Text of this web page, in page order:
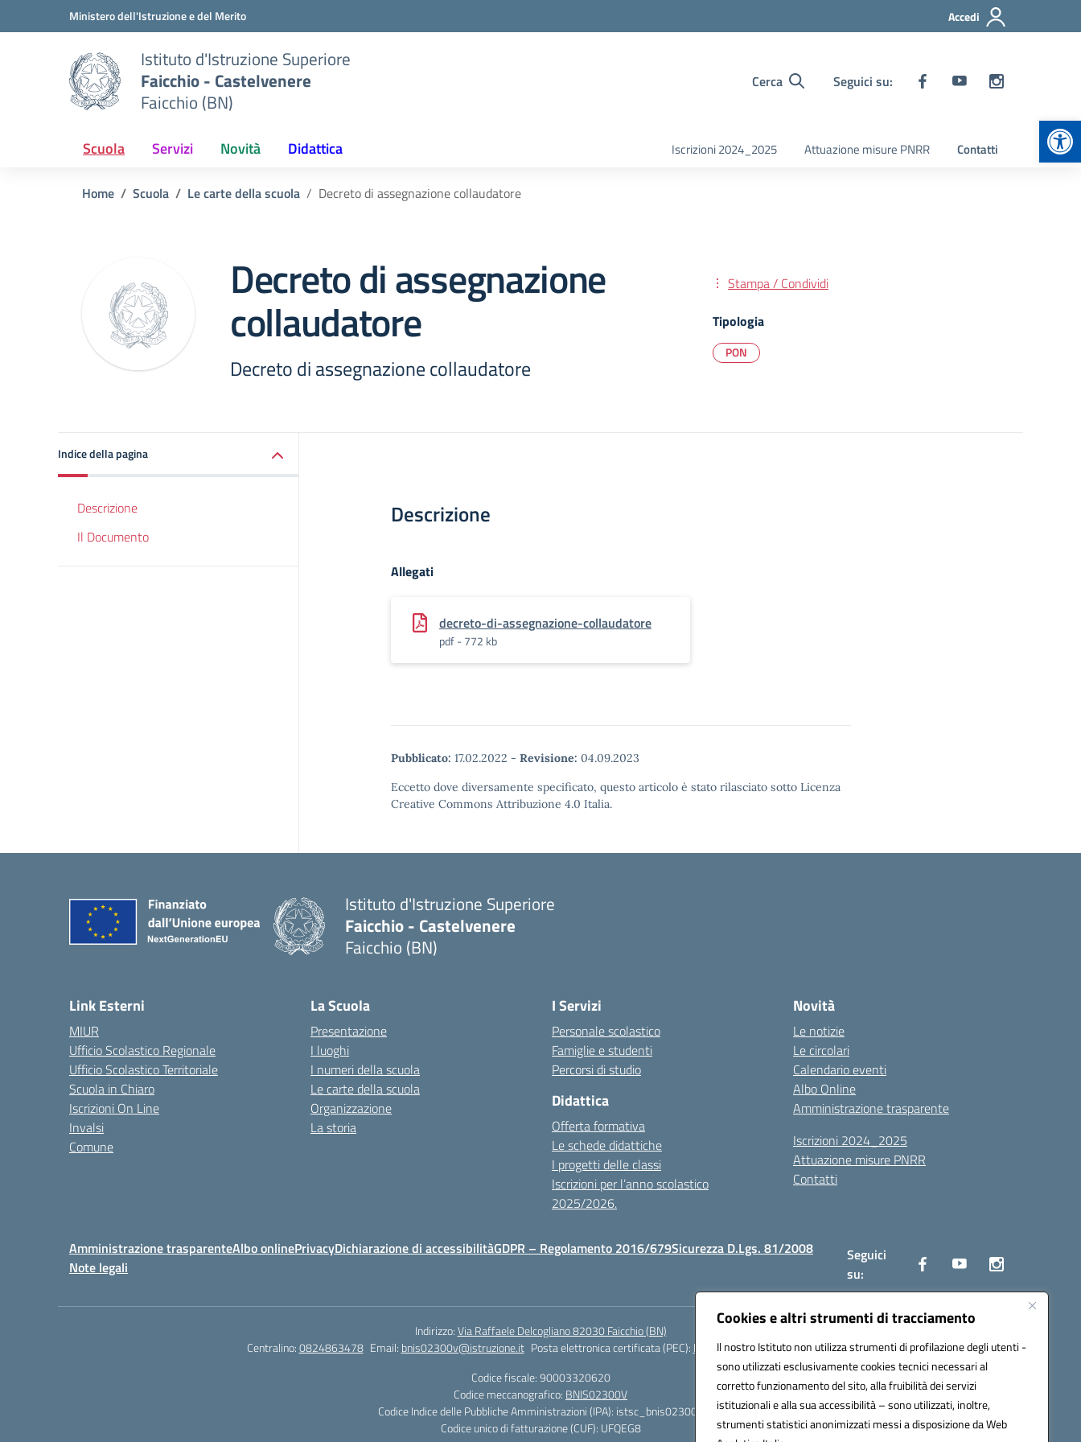
Cookies e altri strumenti di tracciamento
Il nostro Istituto non utilizza strumenti di profilazione degli utenti -
sono utilizzati esclusivamente cookies tecnici necessari al
corretto funzionamento del sito, alla fruibilità dei servizi
istituzionali e alla sua accessibilità – sono utilizzati, inoltre,
strumenti statistici anonimizzati messi a disposizione da Web
Vai ai contenuti
Vai al menu di navigazioneMinistero dell'Istruzione e del Merito Accedi
Istituto d'Istruzione Superiore
Faicchio - Castelvenere
Faicchio (BN)
Cerca Seguici su:
Scuola Servizi Novità Didattica Iscrizioni 2024_2025 Attuazione misure PNRR Contatti
Home Scuola Le carte della scuola Decreto di assegnazione collaudatore
Decreto di assegnazione
collaudatore
Decreto di assegnazione collaudatore
Stampa / Condividi
Tipologia
PON
Indice della pagina
Descrizione
Il Documento
Descrizione
Allegati
decreto-di-assegnazione-collaudatore
pdf - 772 kb
Pubblicato: 17.02.2022 - Revisione: 04.09.2023
Eccetto dove diversamente specificato, questo articolo è stato rilasciato sotto Licenza
Creative Commons Attribuzione 4.0 Italia.
Istituto d'Istruzione Superiore
Faicchio - Castelvenere
Faicchio (BN)
Link Esterni
MIUR
Ufficio Scolastico Regionale
Ufficio Scolastico Territoriale
Scuola in Chiaro
Iscrizioni On Line
Invalsi
Comune
La Scuola
Presentazione
I luoghi
I numeri della scuola
Le carte della scuola
Organizzazione
La storia
I Servizi
Personale scolastico
Famiglie e studenti
Percorsi di studio
Didattica
Offerta formativa
Le schede didattiche
I progetti delle classi
Iscrizioni per l’anno scolastico
2025/2026.
Novità
Le notizie
Le circolari
Calendario eventi
Albo Online
Amministrazione trasparente
Iscrizioni 2024_2025
Attuazione misure PNRR
Contatti
Amministrazione trasparenteAlbo onlinePrivacyDichiarazione di accessibilitàGDPR – Regolamento 2016/679Sicurezza D.Lgs. 81/2008
Note legali
Seguici
su:
Indirizzo:Via Raffaele Delcogliano 82030 Faicchio (BN)
Centralino:0824863478 Email: bnis02300v@istruzione.it Posta elettronica certificata (PEC): bnis02300v@pec.istruzione.it
Codice fiscale: 90003320620
Codice meccanografico: BNIS02300V
Codice Indice delle Pubbliche Amministrazioni (IPA): istsc_bnis02300v
Codice unico di fatturazione (CUF): UFQEG8